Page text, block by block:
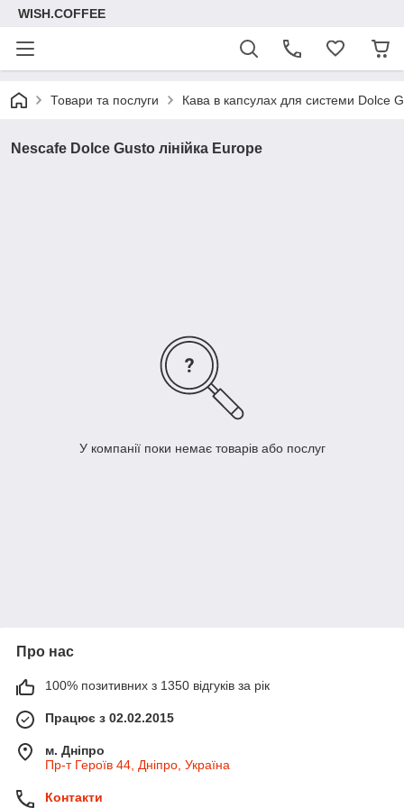
WISH.COFFEE
Товари та послуги Кава в капсулах для системи Dolce
Nescafe Dolce Gusto лінійка Europe
У компанії поки немає товарів або послуг
Про нас
100% позитивних з 1350 відгуків за рік
Працює з 02.02.2015
м. Дніпро
Пр-т Героїв 44, Дніпро, Україна
Контакти